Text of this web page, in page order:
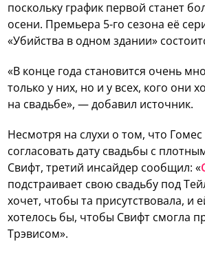
поскольку график первой станет
осени. Премьера 5-го сезона её
«Убийства в одном здании»
«В конце года становится очень
только у них, но и у всех, кого они
на свадьбе», — добавил источник.
Несмотря на слухи о том, что
согласовать дату свадьбы с
Свифт, третий инсайдер сообщил: «
подстраивает свою свадьбу под
хочет, чтобы та присутствовала, и
хотелось бы, чтобы Свифт смогла
Трэвисом».